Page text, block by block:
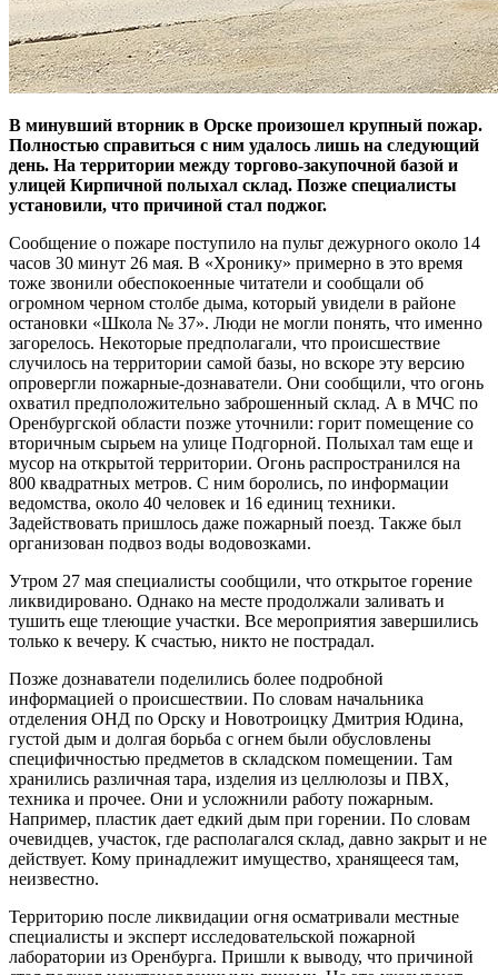
В минувший вторник в Орске произошел крупный пожар.
Полностью справиться с ним удалось лишь на следующий
день. На территории между торгово-закупочной базой и
улицей Кирпичной полыхал склад. Позже специалисты
установили, что причиной стал поджог.
Сообщение о пожаре поступило на пульт дежурного около 14
часов 30 минут 26 мая. В «Хронику» примерно в это время
тоже звонили обеспокоенные читатели и сообщали об
огромном черном столбе дыма, который увидели в районе
остановки «Школа № 37». Люди не могли понять, что именно
загорелось. Некоторые предполагали, что происшествие
случилось на территории самой базы, но вскоре эту версию
опровергли пожарные-дознаватели. Они сообщили, что огонь
охватил предположительно заброшенный склад. А в МЧС по
Оренбургской области позже уточнили: горит помещение со
вторичным сырьем на улице Подгорной. Полыхал там еще и
мусор на открытой территории. Огонь распространился на
800 квадратных метров. С ним боролись, по информации
ведомства, около 40 человек и 16 единиц техники.
Задействовать пришлось даже пожарный поезд. Также был
организован подвоз воды водовозками.
Утром 27 мая специалисты сообщили, что открытое горение
ликвидировано. Однако на месте продолжали заливать и
тушить еще тлеющие участки. Все мероприятия завершились
только к вечеру. К счастью, никто не пострадал.
Позже дознаватели поделились более подробной
информацией о происшествии. По словам начальника
отделения ОНД по Орску и Новотроицку Дмитрия Юдина,
густой дым и долгая борьба с огнем были обусловлены
специфичностью предметов в складском помещении. Там
хранились различная тара, изделия из целлюлозы и ПВХ,
техника и прочее. Они и усложнили работу пожарным.
Например, пластик дает едкий дым при горении. По словам
очевидцев, участок, где располагался склад, давно закрыт и не
действует. Кому принадлежит имущество, хранящееся там,
неизвестно.
Территорию после ликвидации огня осматривали местные
специалисты и эксперт исследовательской пожарной
лаборатории из Оренбурга. Пришли к выводу, что причиной